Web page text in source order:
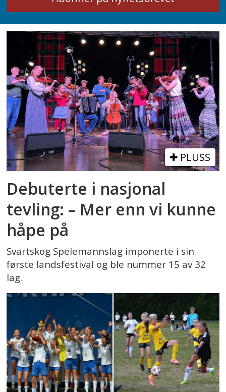
PLUSS
Debuterte i nasjonal
tevling: – Mer enn vi kunne
håpe på
Svartskog Spelemannslag imponerte i sin
første landsfestival og ble nummer 15 av 32
lag.